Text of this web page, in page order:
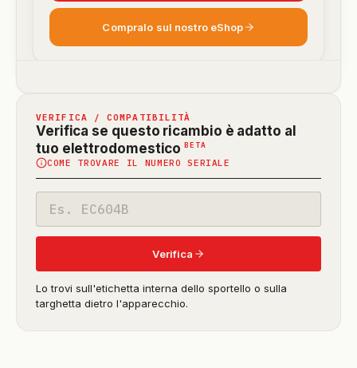
Compralo sul nostro eShop
VERIFICA / COMPATIBILITÀ
Verifica se questo ricambio è adatto al
tuo elettrodomestico BETA
in
beta)
COME TROVARE IL NUMERO SERIALE
modello
Verifica
Lo trovi sull'etichetta interna dello sportello o sulla
targhetta dietro l'apparecchio.